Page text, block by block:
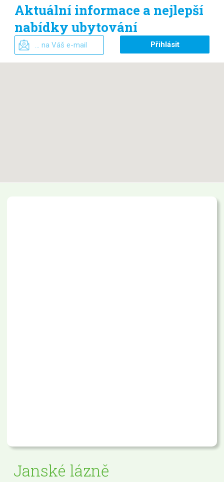
Aktuální informace a nejlepší
nabídky ubytování
Janské lázně